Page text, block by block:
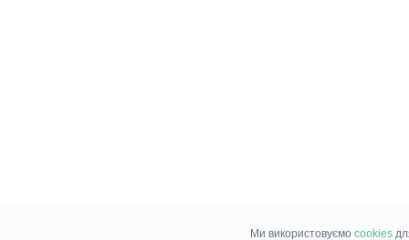
Ми використовуємо cookies